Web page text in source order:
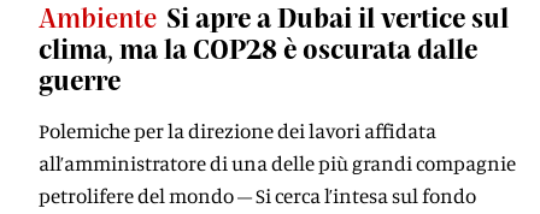
Ambiente Si apre a Dubai il vertice sul
clima, ma la COP28 è oscurata dalle
guerre
Polemiche per la direzione dei lavori affidata
all’amministratore di una delle più grandi compagnie
petrolifere del mondo – Si cerca l’intesa sul fondo